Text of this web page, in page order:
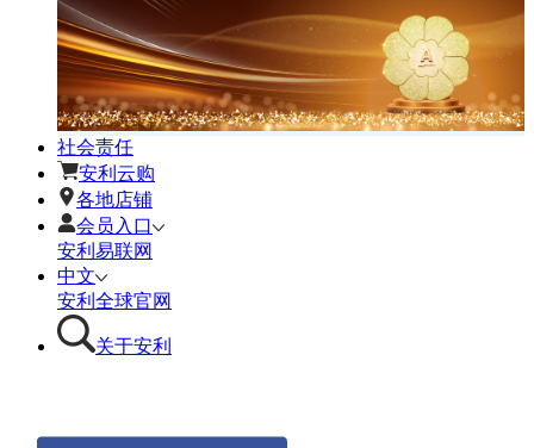
社会责任
安利云购
各地店铺
会员入口
安利易联网
中文
安利全球官网
关于安利